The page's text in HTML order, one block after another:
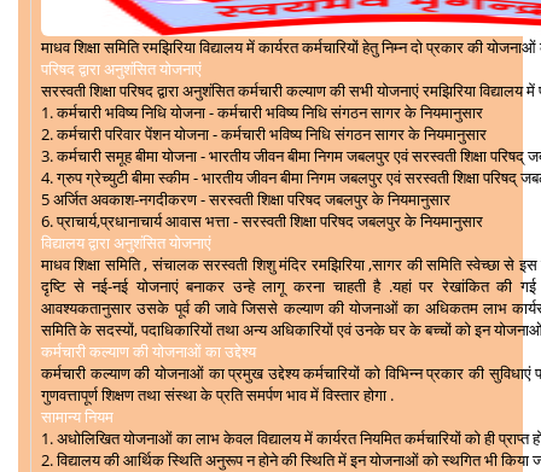
माधव शिक्षा समिति रमझिरिया विद्यालय में कार्यरत कर्मचारियों हेतु निम्न दो प्रकार की
परिषद द्वारा अनुशंसित योजनाएं
सरस्वती शिक्षा परिषद द्वारा अनुशंसित कर्मचारी कल्याण की सभी योजनाएं रमझिरिया विद्यालय
1. कर्मचारी भविष्य निधि योजना - कर्मचारी भविष्य निधि संगठन सागर के नियमानुसार
2. कर्मचारी परिवार पेंशन योजना - कर्मचारी भविष्य निधि संगठन सागर के नियमानुसार
3. कर्मचारी समूह बीमा योजना - भारतीय जीवन बीमा निगम जबलपुर एवं सरस्वती शिक्षा
4. ग्रुप ग्रेच्युटी बीमा स्कीम - भारतीय जीवन बीमा निगम जबलपुर एवं सरस्वती शिक्षा परिषद्
5 अर्जित अवकाश-नगदीकरण - सरस्वती शिक्षा परिषद जबलपुर के नियमानुसार
6. प्राचार्य,प्रधानाचार्य आवास भत्ता - सरस्वती शिक्षा परिषद जबलपुर के नियमानुसार
विद्यालय द्वारा अनुशंसित योजनाएं
माधव शिक्षा समिति , संचालक सरस्वती शिशु मंदिर रमझिरिया ,सागर की समिति स्वेच्छा से
दृष्टि से नई-नई योजनाएं बनाकर उन्हे लागू करना चाहती है .यहां पर रेखांकित की
आवश्यकतानुसार उसके पूर्व की जावे जिससे कल्याण की योजनाओं का अधिकतम लाभ
समिति के सदस्यों, पदाधिकारियों तथा अन्य अधिकारियों एवं उनके घर के बच्चों को इन
कर्मचारी कल्याण की योजनाओं का उद्देश्य
कर्मचारी कल्याण की योजनाओं का प्रमुख उद्देश्य कर्मचारियों को विभिन्न प्रकार की
गुणवत्तापूर्ण शिक्षण तथा संस्था के प्रति समर्पण भाव में विस्तार होगा .
सामान्य नियम
1. अधोलिखित योजनाओं का लाभ केवल विद्यालय में कार्यरत नियमित कर्मचारियों को ही प्राप्त
2. विद्यालय की आर्थिक स्थिति अनुरूप न होने की स्थिति में इन योजनाओं को स्थगित भी किया